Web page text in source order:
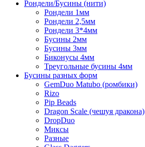
Рондели/Бусины (нити)
Рондели 1мм
Рондели 2,5мм
Рондели 3*4мм
Бусины 2мм
Бусины 3мм
Биконусы 4мм
Треугольные бусины 4мм
Бусины разных форм
GemDuo Matubo (ромбики)
Rizo
Pip Beads
Dragon Scale (чешуя дракона)
DropDuo
Миксы
Разные